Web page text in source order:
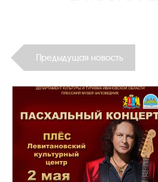
Предыдущая новость